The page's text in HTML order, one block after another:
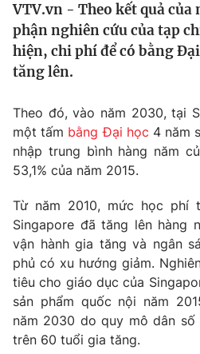
Thế giới
Tin tức
Thế giới đó đây
Câu chuyện quốc tế
Tài chính
Thị trường
Dữ liệu và đời sống
Phim VTV
Hậu trường
Nhân vật
Khán giả
Giải sao mai
Giải trí
Điện ảnh
Âm nhạc
Sao
Đời sống
Du lịch
Làm đẹp
Giáo dục
VTV.vn - Theo kết quả của
phận nghiên cứu của tạp
hiện, chi phí để có bằng
tăng lên.
Theo đó, vào năm 2030, tại
một tấm bằng Đại học 4 năm
nhập trung bình hàng năm
53,1% của năm 2015.
Từ năm 2010, mức học phí
Singapore đã tăng lên hàng
vận hành gia tăng và ngân
phủ có xu hướng giảm.
tiêu cho giáo dục của
sản phẩm quốc nội năm
năm 2030 do quy mô dân
trên 60 tuổi gia tăng.